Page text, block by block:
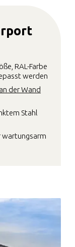
RAL-Farbe
werden
an der Wand
Stahl
wartungsarm